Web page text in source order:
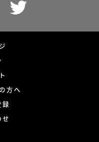
方へ
録
せ